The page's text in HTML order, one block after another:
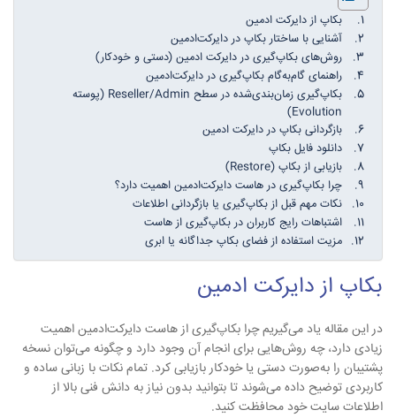
بکاپ از دایرکت ادمین
آشنایی با ساختار بکاپ در دایرکت‌ادمین
روش‌های بکاپ‌گیری در دایرکت‌ ادمین (دستی و خودکار)
راهنمای گام‌به‌گام بکاپ‌گیری در دایرکت‌ادمین
بکاپ‌گیری زمان‌بندی‌شده در سطح Reseller/Admin (پوسته
Evolution)
بازگردانی بکاپ در دایرکت ادمین
دانلود فایل بکاپ
بازیابی از بکاپ (Restore)
چرا بکاپ‌گیری در هاست دایرکت‌ادمین اهمیت دارد؟
نکات مهم قبل از بکاپ‌گیری یا بازگردانی اطلاعات
اشتباهات رایج کاربران در بکاپ‌گیری از هاست
مزیت استفاده از فضای بکاپ جداگانه یا ابری
بکاپ از دایرکت ادمین
در این مقاله یاد می‌گیریم چرا بکاپ‌گیری از هاست دایرکت‌ادمین اهمیت
زیادی دارد، چه روش‌هایی برای انجام آن وجود دارد و چگونه می‌توان نسخه
پشتیبان را به‌صورت دستی یا خودکار بازیابی کرد. تمام نکات با زبانی ساده و
کاربردی توضیح داده می‌شوند تا بتوانید بدون نیاز به دانش فنی بالا از
اطلاعات سایت خود محافظت کنید.